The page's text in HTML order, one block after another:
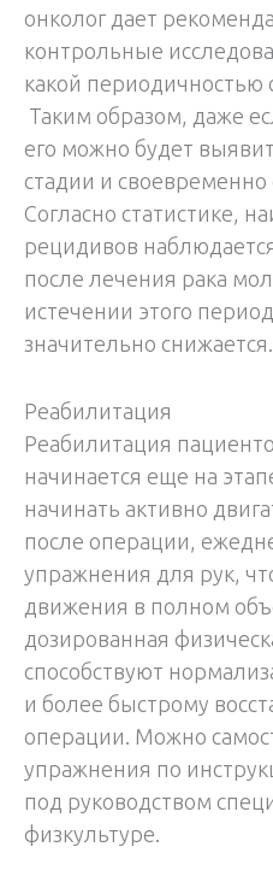
онколог дает
контрольные
какой периодичностью
Таким образом, даже
его можно будет
стадии и своевременно
Согласно статистике,
рецидивов
после лечения рака
истечении этого
значительно снижается.
Реабилитация
Реабилитация
начинается еще на
начинать активно
после операции,
упражнения для рук,
движения в полном
дозированная
способствуют
и более быстрому
операции. Можно
упражнения по
под руководством
физкультуре.